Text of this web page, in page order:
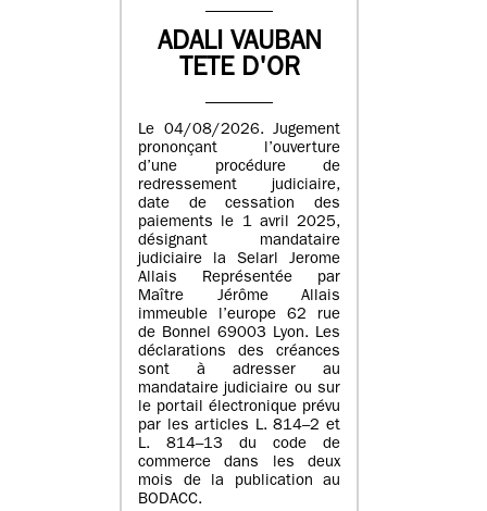
ADALI VAUBAN
TETE D'OR
Le 04/08/2026. Jugement
prononçant l’ouverture
d’une procédure de
redressement judiciaire,
date de cessation des
paiements le 1 avril 2025,
désignant mandataire
judiciaire la Selarl Jerome
Allais Représentée par
Maître Jérôme Allais
immeuble l’europe 62 rue
de Bonnel 69003 Lyon. Les
déclarations des créances
sont à adresser au
mandataire judiciaire ou sur
le portail électronique prévu
par les articles L. 814–2 et
L. 814–13 du code de
commerce dans les deux
mois de la publication au
BODACC.